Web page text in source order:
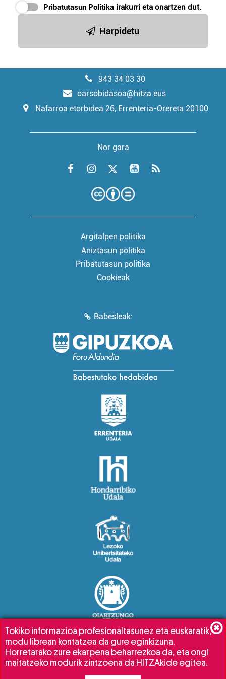
Pribatutasun Politika irakurri eta onartzen dut.
Harpidetu
943 34 03 30
oarsobidasoa@hitza.eus
Nafarroa etorbidea 26, Errenteria-Orereta 20100
Nor gara
Argitalpen politika
Aniztasun politika
Pribatutasun politika
Cookieak
Babesleak:
Tokiko informazioa profesionaltasunez eta euskaratik,
modu librean kontatzea da gure eginkizuna.
Horretarako zure ekarpena beharrezkoa da, eta ongi
maitatzeko modurik zintzoena da HITZAkide egitea.